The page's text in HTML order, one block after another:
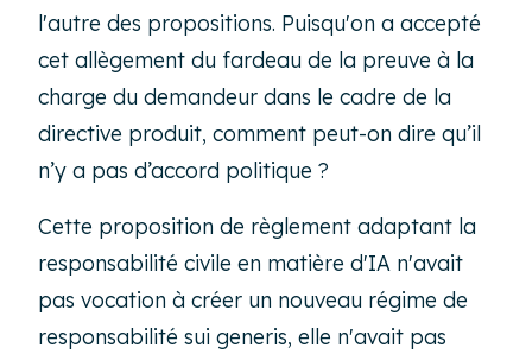
l'autre des propositions. Puisqu'on a accepté
cet allègement du fardeau de la preuve à la
charge du demandeur dans le cadre de la
directive produit, comment peut-on dire qu’il
n’y a pas d’accord politique ?
Cette proposition de règlement adaptant la
responsabilité civile en matière d'IA n'avait
pas vocation à créer un nouveau régime de
responsabilité sui generis, elle n'avait pas